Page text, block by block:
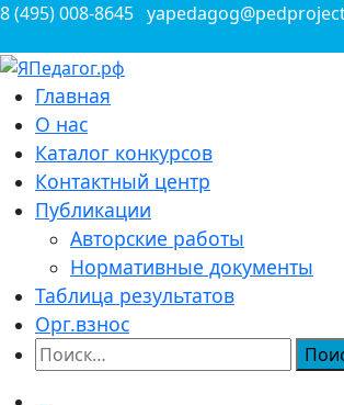
Перейти
содержимому
8 (495) 008-8645
ЯПедагог.рф
Всероссийские конкурсы для педагогов
Главная
О нас
Каталог конкурсов
Контактный центр
Публикации
Авторские работы
Нормативные документы
Таблица результатов
Орг.взнос
Найти: